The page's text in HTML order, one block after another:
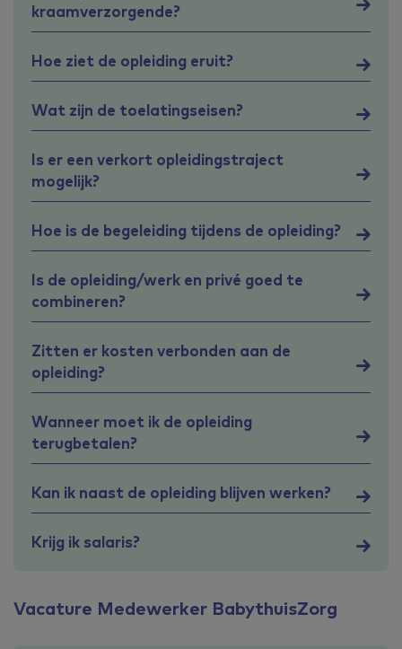
kraamverzorgende?
Hoe ziet de opleiding eruit?
Wat zijn de toelatingseisen?
Is er een verkort opleidingstraject
mogelijk?
Hoe is de begeleiding tijdens de opleiding?
Is de opleiding/werk en privé goed te
combineren?
Zitten er kosten verbonden aan de
opleiding?
Wanneer moet ik de opleiding
terugbetalen?
Kan ik naast de opleiding blijven werken?
Krijg ik salaris?
Vacature Medewerker BabythuisZorg